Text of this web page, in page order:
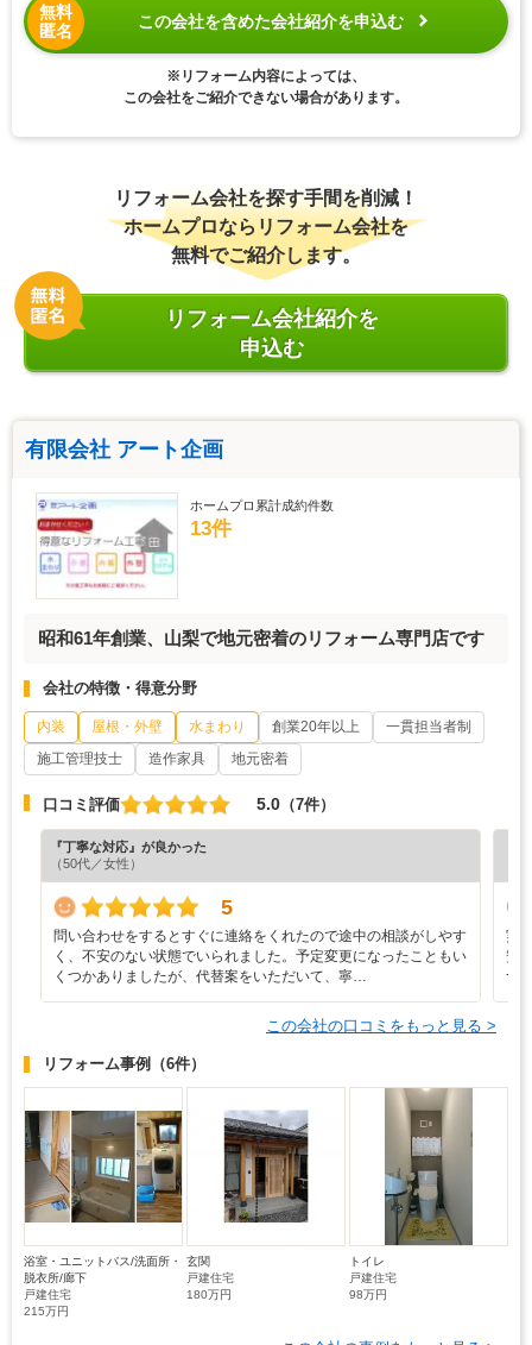
無料
匿名
この会社を含めた会社紹介を申込む
※リフォーム内容によっては、
この会社をご紹介できない場合があります。
リフォーム会社を探す手間を削減！
ホームプロならリフォーム会社を
無料でご紹介します。
リフォーム会社紹介を
申込む
有限会社 アート企画
ホームプロ累計成約件数
13件
昭和61年創業、山梨で地元密着のリフォーム専門店です
会社の特徴・得意分野
内装 屋根・外壁 水まわり 創業20年以上
一貫担当者制
施工管理技士
造作家具 地元密着
口コミ評価 5.0 （7件）
『丁寧な対応』が良かった
（50代／女性）
5
問い合わせをするとすぐに連絡をくれたので途中の相談がしやす
く、不安のない状態でいられました。予定変更になったこともい
くつかありましたが、代替案をいただいて、寧…
実
安
つ
この会社の口コミをもっと見る >
リフォーム事例 （6件）
浴室・ユニットバス/洗面所・
脱衣所/廊下
戸建住宅
215万円
玄関
戸建住宅
180万円
トイレ
戸建住宅
98万円